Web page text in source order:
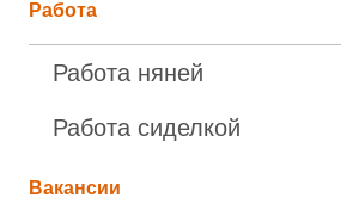
Работа
Работа няней
Работа сиделкой
Вакансии